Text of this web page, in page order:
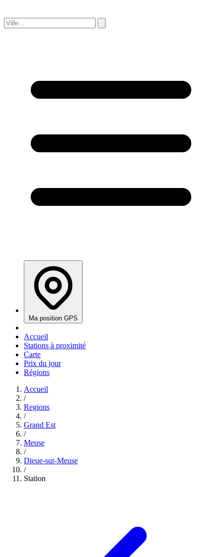
Ma position GPS
Accueil
Stations à proximité
Carte
Prix du jour
Régions
Accueil
/
Regions
/
Grand Est
/
Meuse
/
Dieue-sur-Meuse
/
Station